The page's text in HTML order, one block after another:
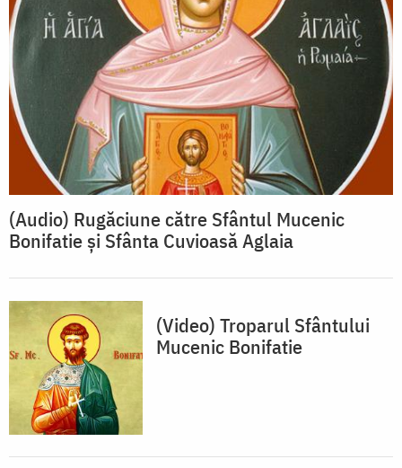
(Audio) Rugăciune către Sfântul Mucenic
Bonifatie și Sfânta Cuvioasă Aglaia
(Video) Troparul Sfântului
Mucenic Bonifatie